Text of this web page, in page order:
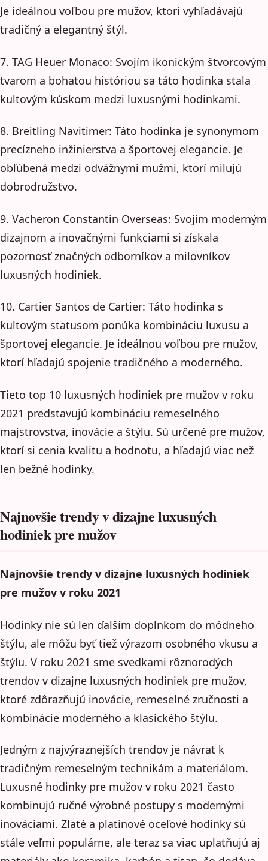
Je ideálnou voľbou pre mužov, ktorí vyhľadávajú
tradičný a elegantný štýl.
7. TAG Heuer Monaco: Svojím ikonickým štvorcovým
tvarom a bohatou históriou sa táto hodinka stala
kultovým kúskom medzi luxusnými hodinkami.
8. Breitling Navitimer: Táto hodinka je synonymom
precízneho inžinierstva a športovej elegancie. Je
obľúbená medzi odvážnymi mužmi, ktorí milujú
dobrodružstvo.
9. Vacheron Constantin Overseas: Svojím moderným
dizajnom a inovačnými funkciami si získala
pozornosť značných odborníkov a milovníkov
luxusných hodiniek.
10. Cartier Santos de Cartier: Táto hodinka s
kultovým statusom ponúka kombináciu luxusu a
športovej elegancie. Je ideálnou voľbou pre mužov,
ktorí hľadajú spojenie tradičného a moderného.
Tieto top 10 luxusných hodiniek pre mužov v roku
2021 predstavujú kombináciu remeselného
majstrovstva, inovácie a štýlu. Sú určené pre mužov,
ktorí si cenia kvalitu a hodnotu, a hľadajú viac než
len bežné hodinky.
Najnovšie trendy v dizajne luxusných
hodiniek pre mužov
Najnovšie trendy v dizajne luxusných hodiniek
pre mužov v roku 2021
Hodinky nie sú len ďalším doplnkom do módneho
štýlu, ale môžu byť tiež výrazom osobného vkusu a
štýlu. V roku 2021 sme svedkami rôznorodých
trendov v dizajne luxusných hodiniek pre mužov,
ktoré zdôrazňujú inovácie, remeselné zručnosti a
kombinácie moderného a klasického štýlu.
Jedným z najvýraznejších trendov je návrat k
tradičným remeselným technikám a materiálom.
Luxusné hodinky pre mužov v roku 2021 často
kombinujú ručné výrobné postupy s modernými
inováciami. Zlaté a platinové oceľové hodinky sú
stále veľmi populárne, ale teraz sa viac uplatňujú aj